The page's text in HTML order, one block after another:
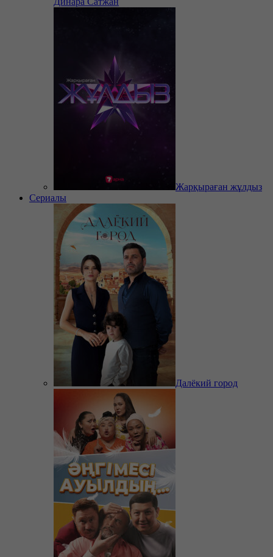
Жарқыраған жұлдыз
Сериалы
Далёкий город